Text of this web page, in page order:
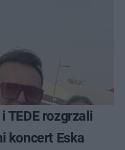
TEDE rozgrzali
koncert Eska